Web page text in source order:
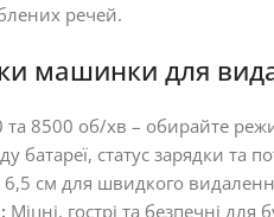
речей.
машинки для
та 8500 об/хв – обирайте
батареї, статус зарядки
6,5 см для швидкого
Міцні, гострі та безпечні